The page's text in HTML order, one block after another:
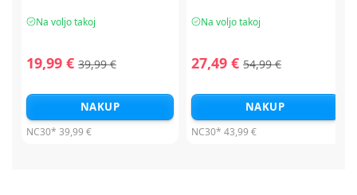
Na voljo takoj
19,99 € 39,99 €
NAKUP
NC30* 39,99 €
Na voljo takoj
27,49 € 54,99 €
NAKUP
NC30* 43,99 €